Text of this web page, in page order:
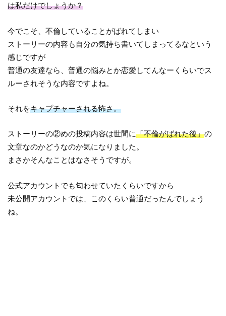
は私だけでしょうか？
今でこそ、不倫していることがばれてしまい
ストーリーの内容も自分の気持ち書いてしまってるなという
感じですが
普通の友達なら、普通の悩みとか恋愛してんなーくらいでス
ルーされそうな内容ですよね。
それをキャプチャーされる怖さ。
ストーリーの②めの投稿内容は世間に「不倫がばれた後」の
文章なのかどうなのか気になりました。
まさかそんなことはなさそうですが。
公式アカウントでも匂わせていたくらいですから
未公開アカウントでは、このくらい普通だったんでしょう
ね。